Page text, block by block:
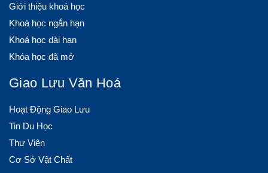
Giới thiệu khoá học
Khoá học ngắn hạn
Khoá học dài hạn
Khóa học đã mở
Giao Lưu Văn Hoá
Hoạt Động Giao Lưu
Tin Du Học
Thư Viện
Cơ Sở Vật Chất